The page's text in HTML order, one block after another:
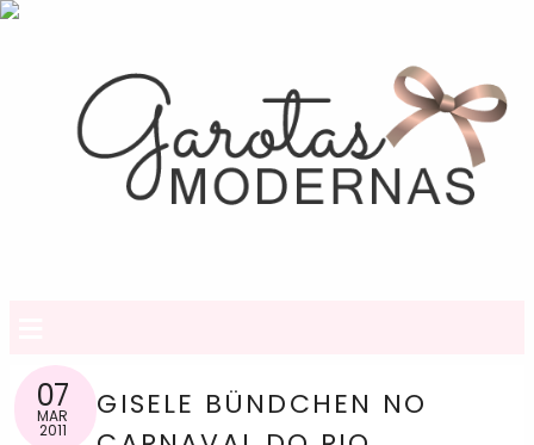
07
MAR
2011
GISELE BÜNDCHEN NO